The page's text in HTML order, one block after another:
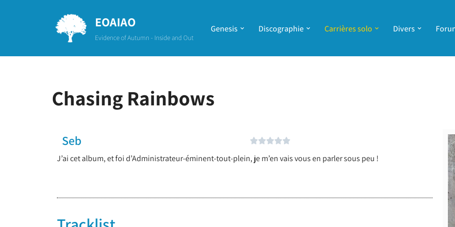
EOAIAO
Evidence of Autumn - Inside and Out
Genesis Discographie Carrières solo Divers
Chasing Rainbows
Seb 
J’ai cet album, et foi d’Administrateur-éminent-tout-plein, je m’en vais vous en parler sous peu !